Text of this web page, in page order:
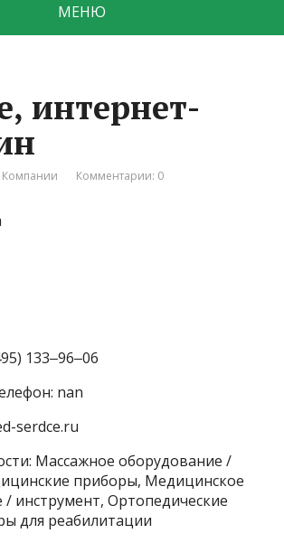
МЕНЮ
интернет-
Компании Комментарии: 0
133‒96‒06
nan
serdce.ru
Массажное оборудование /
приборы, Медицинское
инструмент, Ортопедические
для реабилитации